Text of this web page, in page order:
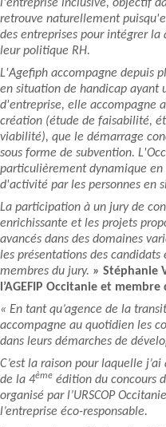
l'entreprise inclusive, objectif
retrouve naturellement
des entreprises pour intégrer la
leur politique RH.
L'Agefiph accompagne depuis
en situation de handicap ayant
d'entreprise, elle accompagne
création (étude de faisabilité,
viabilité), que le démarrage
sous forme de subvention.
particulièrement dynamique
d'activité par les personnes en
La participation à un jury de
enrichissante et les projets
avancés dans des domaines
les présentations des candidats
membres du jury. » Stéphanie
l’AGEFIP Occitanie et
« En tant qu’agence de la
accompagne au quotidien les
dans leurs démarches de
C’est la raison pour laquelle
de la 4ème édition du concours
organisé par l’URSCOP
l’entreprise éco-responsable.